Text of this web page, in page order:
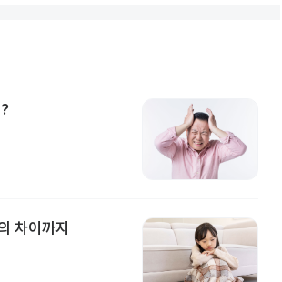
차이까지